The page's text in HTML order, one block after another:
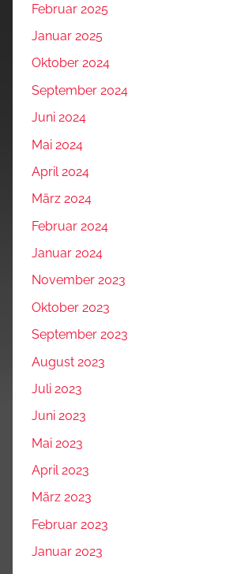
Februar 2025
Januar 2025
Oktober 2024
September 2024
Juni 2024
Mai 2024
April 2024
März 2024
Februar 2024
Januar 2024
November 2023
Oktober 2023
September 2023
August 2023
Juli 2023
Juni 2023
Mai 2023
April 2023
März 2023
Februar 2023
Januar 2023